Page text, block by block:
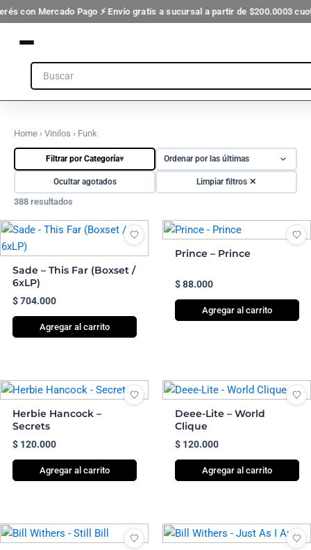
con Mercado Pago ⚡ Envío gratis a sucursal a partir de $200.0003
Ir
al
contenido
Search
Home › Vinilos › Funk
Filtrar por Categoría▾
Ocultar agotados Limpiar filtros ✕
388 resultados
Sade – This Far (Boxset /
6xLP)
$704.000
Agregar al carrito
Prince – Prince
$88.000
Agregar al carrito
Herbie Hancock –
Secrets
$120.000
Agregar al carrito
Deee-Lite – World
Clique
$120.000
Agregar al carrito